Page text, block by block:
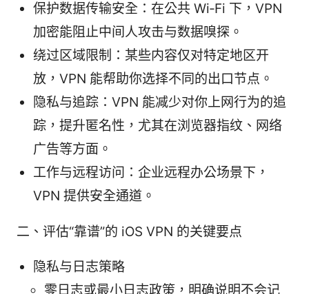
保护数据传输安全：在公共 Wi‑Fi 下，VPN
加密能阻止中间人攻击与数据嗅探。
绕过区域限制：某些内容仅对特定地区开
放，VPN 能帮助你选择不同的出口节点。
隐私与追踪：VPN 能减少对你上网行为的追
踪，提升匿名性，尤其在浏览器指纹、网络
广告等方面。
工作与远程访问：企业远程办公场景下，
VPN 提供安全通道。
二、评估“靠谱”的 iOS VPN 的关键要点
隐私与日志策略
零日志或最小日志政策，明确说明不会记